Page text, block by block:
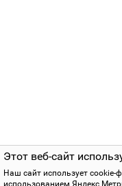
Этот веб-сайт
Наш сайт использует
использованием Яндекс